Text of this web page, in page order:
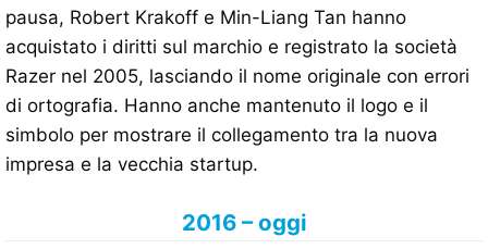
pausa, Robert Krakoff e Min-Liang Tan hanno
acquistato i diritti sul marchio e registrato la società
Razer nel 2005, lasciando il nome originale con errori
di ortografia. Hanno anche mantenuto il logo e il
simbolo per mostrare il collegamento tra la nuova
impresa e la vecchia startup.
2016 – oggi